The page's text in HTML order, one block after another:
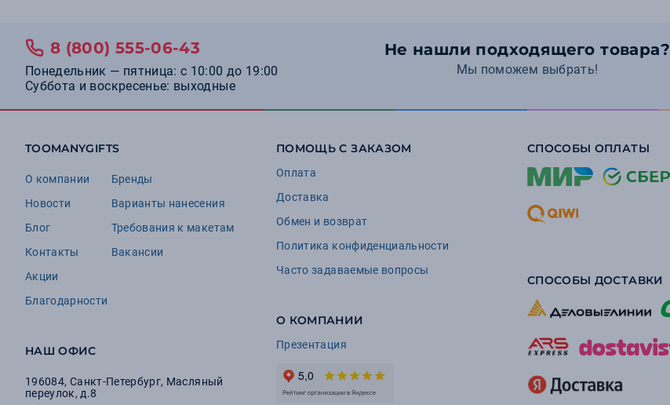
Не нашли подходящего товара?
Мы поможем выбрать!
8 (800) 555-06-43
Понедельник — пятница: с 10:00 до 19:00
Суббота и воскресенье: выходные
TOOMANYGIFTS
О компании
Новости
Блог
Контакты
Акции
Благодарности
Бренды
Варианты нанесения
Требования к макетам
Вакансии
НАШ ОФИС
196084, Санкт-Петербург, Масляный
переулок, д.8
ПОМОЩЬ С ЗАКАЗОМ
Оплата
Доставка
Обмен и возврат
Политика конфиденциальности
Часто задаваемые вопросы
О КОМПАНИИ
Презентация
СПОСОБЫ ОПЛАТЫ
СПОСОБЫ ДОСТАВКИ